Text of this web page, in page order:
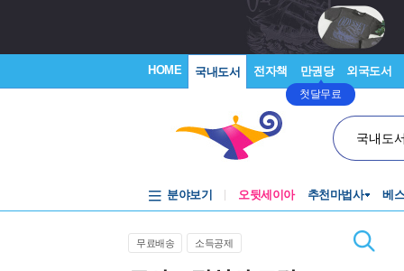
HOME 국내도서 전자책 만권당
첫달무료
외국도서
국내도
분야보기 오뒷세이아 추천마법사 베
무료배송 소득공제